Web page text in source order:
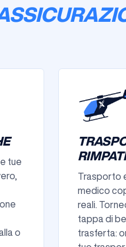
tue
o
Trasporto
medico
reali.
tappa di
trasferta: